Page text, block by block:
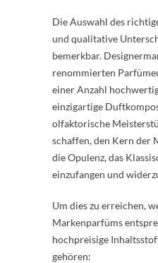
Die Auswahl des
und qualitative
bemerkbar.
renommierten
einer Anzahl
einzigartige
olfaktorische
schaffen, den Kern der
die Opulenz, das
einzufangen und
Um dies zu erreichen,
Markenparfüms
hochpreisige
gehören: